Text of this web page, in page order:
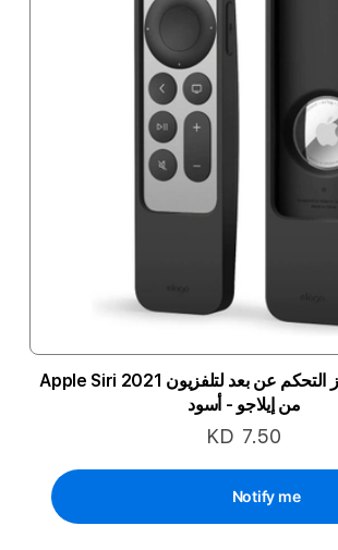
غطاء حماية لجهاز التحكم عن بعد لتلفزيون Apple Siri 2021
من إيلاجو - أسود
KD 7.50
Notify me